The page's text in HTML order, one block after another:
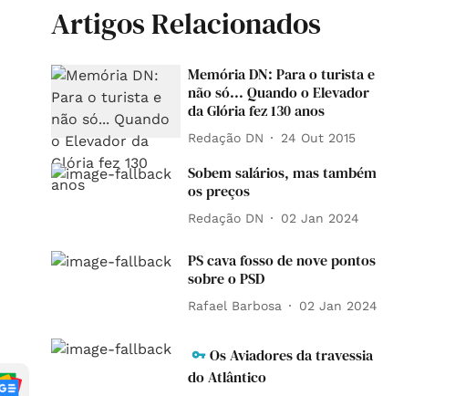
Artigos Relacionados
Memória DN: Para o turista e
não só... Quando o Elevador
da Glória fez 130 anos
Redação DN 24 Out 2015
Sobem salários, mas também
os preços
Redação DN 02 Jan 2024
PS cava fosso de nove pontos
sobre o PSD
Rafael Barbosa 02 Jan 2024
Os Aviadores da travessia
do Atlântico